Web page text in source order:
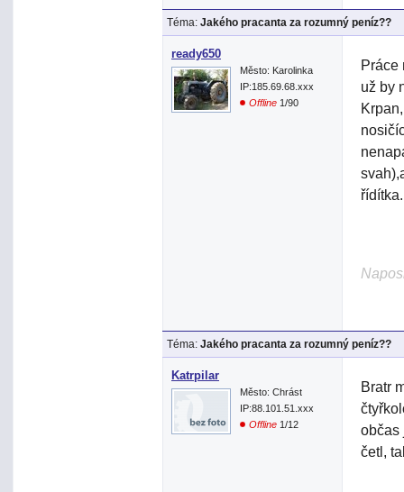
Téma: Jakého pracanta za rozumný peníz??
ready650
Město: Karolinka
IP:185.69.68.xxx
Offline 1/90
Práce
už by
řídítka.
Téma: Jakého pracanta za rozumný peníz??
Katrpilar
Město: Chrást
IP:88.101.51.xxx
Offline 1/12
Bratr
občas
četl,